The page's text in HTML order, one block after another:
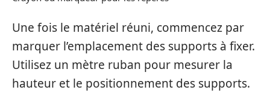
Une fois le matériel réuni, commencez par
marquer l’emplacement des supports à fixer.
Utilisez un mètre ruban pour mesurer la
hauteur et le positionnement des supports.